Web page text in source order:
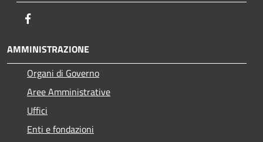
AMMINISTRAZIONE
Organi di Governo
Aree Amministrative
Uffici
Enti e fondazioni